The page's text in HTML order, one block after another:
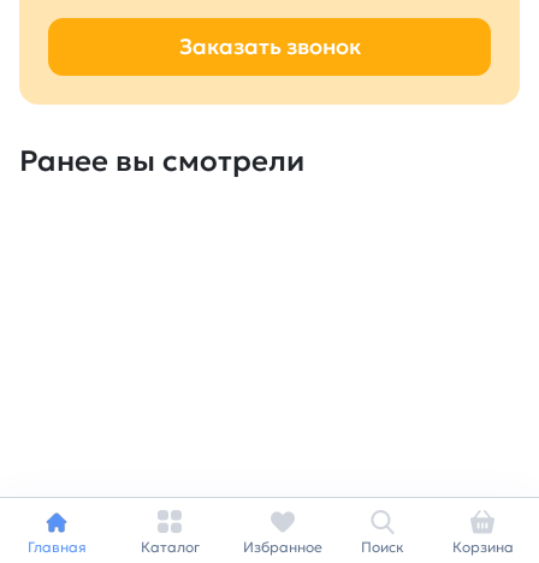
Заказать звонок
Ранее вы смотрели
Главная Каталог Избранное Поиск Корзина